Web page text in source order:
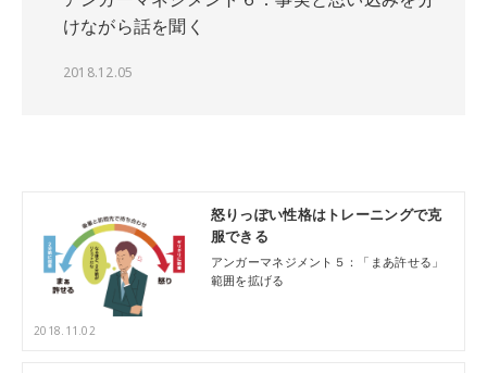
けながら話を聞く
2018.12.05
2018.11.02
怒りっぽい性格はトレーニングで克
服できる
アンガーマネジメント５：「まあ許せる」
範囲を拡げる